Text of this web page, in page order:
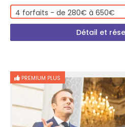
4 forfaits - de 280€ à 650€
Détail et
PREMIUM PLUS